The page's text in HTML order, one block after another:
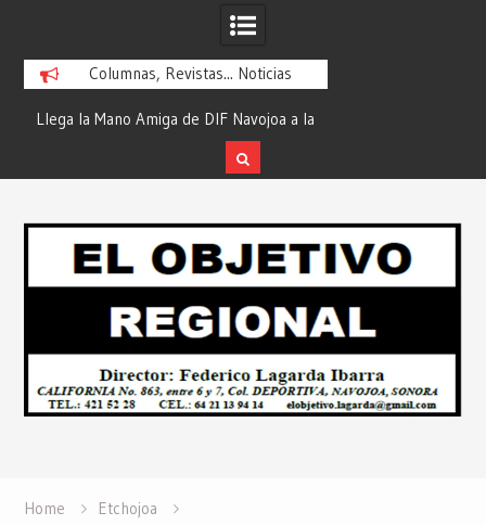
Columnas, Revistas... Noticias
Llega la Mano Amiga de DIF Navojoa a la
Ampliación Beltrones con la Feria de
Servicios… Desde: Redacción “El
Redacción “El
Home
Etchojoa